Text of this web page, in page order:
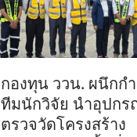
กองทุน ววน. ผนึกก
ทีมนักวิจัย นำอุปก
ตรวจวัดโครงสร้าง